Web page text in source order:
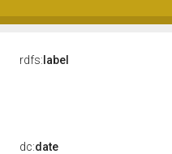
rdfs: label
dc:date